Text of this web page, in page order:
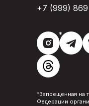
*Запрещенная на
Федерации
+7 (999)
*